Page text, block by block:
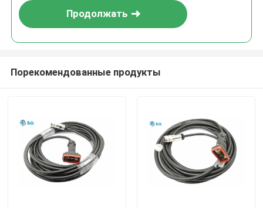
Продолжать
Порекомендованные продукты